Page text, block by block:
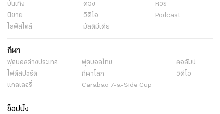
บันเทิง
ดวง
หวย
นิยาย
วิดีโอ
Podcast
ไลฟ์สไตล์
มัลติมีเดีย
กีฬา
ฟุตบอลต่่างประเทศ ฟุตบอลไทย
คอลัมน์
ไฟต์สปอร์ต
กีฬาโลก
วิดีโอ
แกลเลอรี่
Carabao 7-a-Side Cup
ช็อปปิ้ง